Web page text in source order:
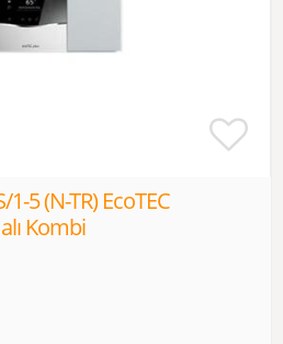
5 (N-TR) EcoTEC
Kombi